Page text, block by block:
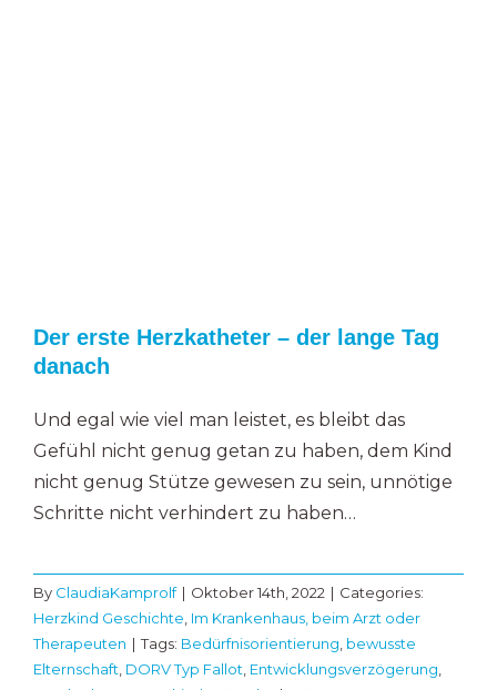
Der erste Herzkatheter – der lange Tag
danach
Und egal wie viel man leistet, es bleibt das
Gefühl nicht genug getan zu haben, dem Kind
nicht genug Stütze gewesen zu sein, unnötige
Schritte nicht verhindert zu haben…
By ClaudiaKamprolf | Oktober 14th, 2022 | Categories:
Herzkind Geschichte Im Krankenhaus, beim Arzt oder
Therapeuten | Tags: Bedürfnisorientierung bewusste
Elternschaft DORV Typ Fallot Entwicklungsverzögerung